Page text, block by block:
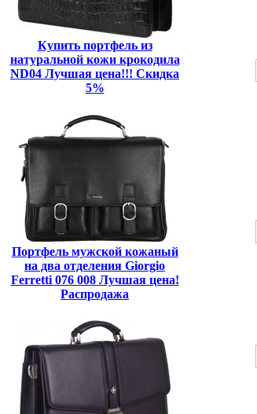
Купить портфель из
натуральной кожи крокодила
ND04 Лучшая цена!!! Скидка
5%
Портфель мужской кожаный
на два отделения Giorgio
Ferretti 076 008 Лучшая цена!
Распродажа